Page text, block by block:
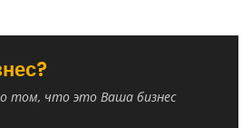
том, что это Ваша бизнес